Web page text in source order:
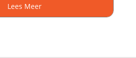
Lees Meer